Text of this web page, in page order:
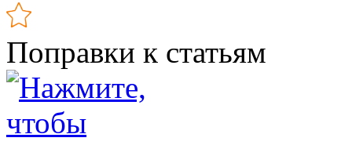
Поправки к статьям